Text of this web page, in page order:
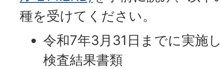
種を受けてください。
令和7年3月31日までに実施
検査結果書類